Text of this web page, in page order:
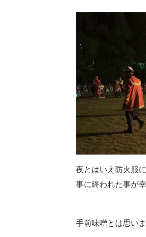
夜とはいえ防火服
事に終われた事が
手前味噌とは思い